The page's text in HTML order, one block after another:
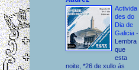
Activida
des do
Dia de
Galicia -
Lembra
que
esta
noite, *26 de xullo ás